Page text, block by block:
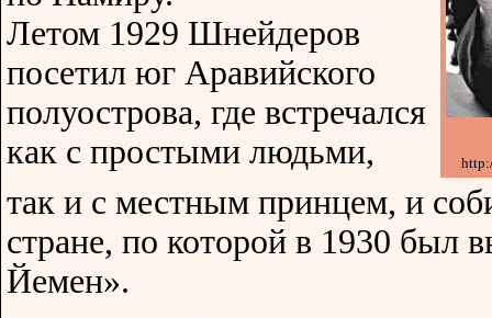
Летом 1929 Шнейдеров
посетил юг Аравийского
полуострова, где встречался
как с простыми людьми,
так и с местным принцем, и
стране, по которой в 1930
Йемен».